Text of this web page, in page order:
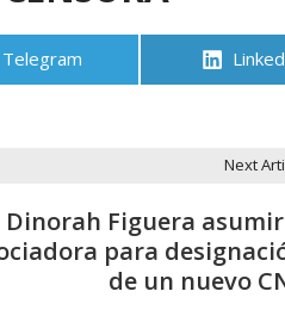
Compartir
Telegram
Next
Figuera
para
de un nuevo